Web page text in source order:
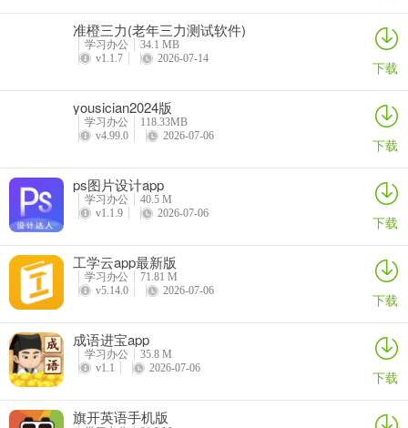
发对汉字的学习兴趣
5-6岁：突飞猛进—扩展组词，在识字解义的基础上学会组词，提升语
6+岁：厚积薄发—延伸造句，利用所学字词学会造句，提升语言表达
和逻辑思维能力
v1.0.3版本
更稳定、更优质，邀您一起体验。
准橙三力(老年三力测试软件)
学习办公
34.1 MB
v1.1.7
2026-07-14 下载
yousician2024版
学习办公
118.33MB
v4.99.0
2026-07-06 下载
ps图片设计app
学习办公
40.5 M
v1.1.9
2026-07-06 下载
工学云app最新版
学习办公
71.81 M
v5.14.0
2026-07-06 下载
成语进宝app
学习办公
35.8 M
v1.1
2026-07-06 下载
旗开英语手机版